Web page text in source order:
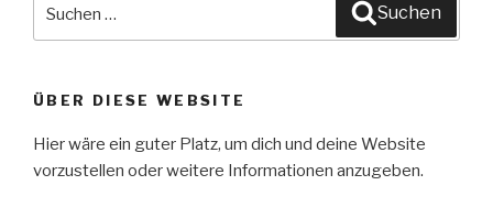
Suchen
ÜBER DIESE WEBSITE
Hier wäre ein guter Platz, um dich und deine Website
vorzustellen oder weitere Informationen anzugeben.